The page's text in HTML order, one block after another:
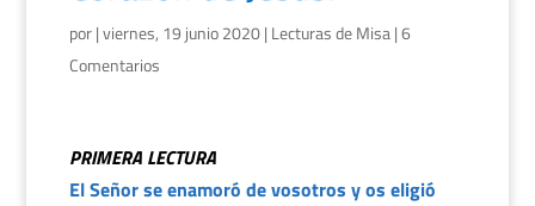
por|viernes, 19 junio 2020| Lecturas de Misa|6
Comentarios
PRIMERA LECTURA
El Señor se enamoró de vosotros y os eligió